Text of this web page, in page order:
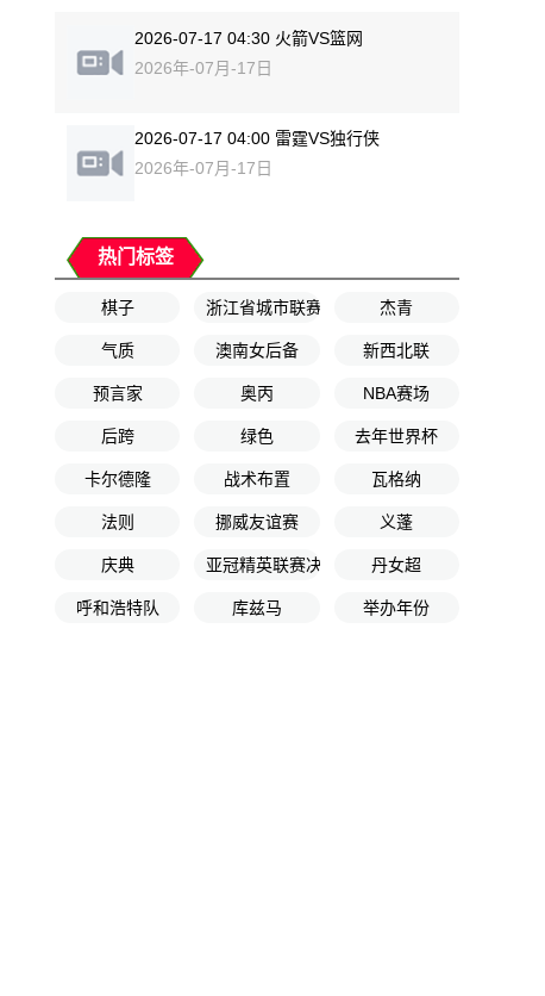
2026-07-17 04:30 火箭VS篮网
2026年-07月-17日
2026-07-17 04:00 雷霆VS独行侠
2026年-07月-17日
热门标签
棋子 浙江省城市联赛 杰青
气质 澳南女后备 新西北联
预言家 奥丙 NBA赛场
后跨 绿色 去年世界杯
卡尔德隆 战术布置 瓦格纳
法则 挪威友谊赛 义蓬
庆典 亚冠精英联赛决赛 丹女超
呼和浩特队 库兹马 举办年份